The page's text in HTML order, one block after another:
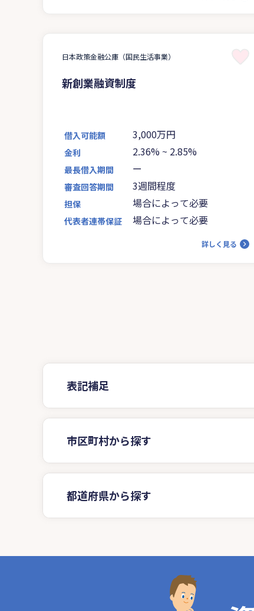
日本政策金融公庫（国民生活事業）
新創業融資制度
借入可能額 3,000万円
金利 2.36% ~ 2.85%
最長借入期間 ー
審査回答期間 3週間程度
担保 場合によって必要
代表者連帯保証 場合によって必要
詳しく見る
表記補足
市区町村から探す
都道府県から探す